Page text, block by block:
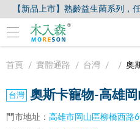
【新品上市】熟齡益生菌系列，
首頁 實體通路 台灣 奧
奧斯卡寵物-高雄
門市地址： 高雄市岡山區柳橋西路